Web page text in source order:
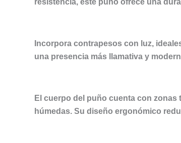
resistencia, este puño ofrece una
Incorpora contrapesos con luz,
una presencia más llamativa y
El cuerpo del puño cuenta con
húmedas. Su diseño ergonómico